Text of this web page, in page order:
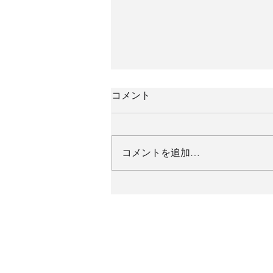
81回県大会(忘れ物)
コメント
コメントを追加…